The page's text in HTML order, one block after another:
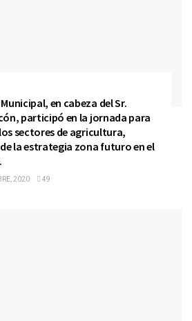
en cabeza del Sr.
participó en la jornada para
sectores de agricultura,
la estrategia zona futuro en el
2020 49